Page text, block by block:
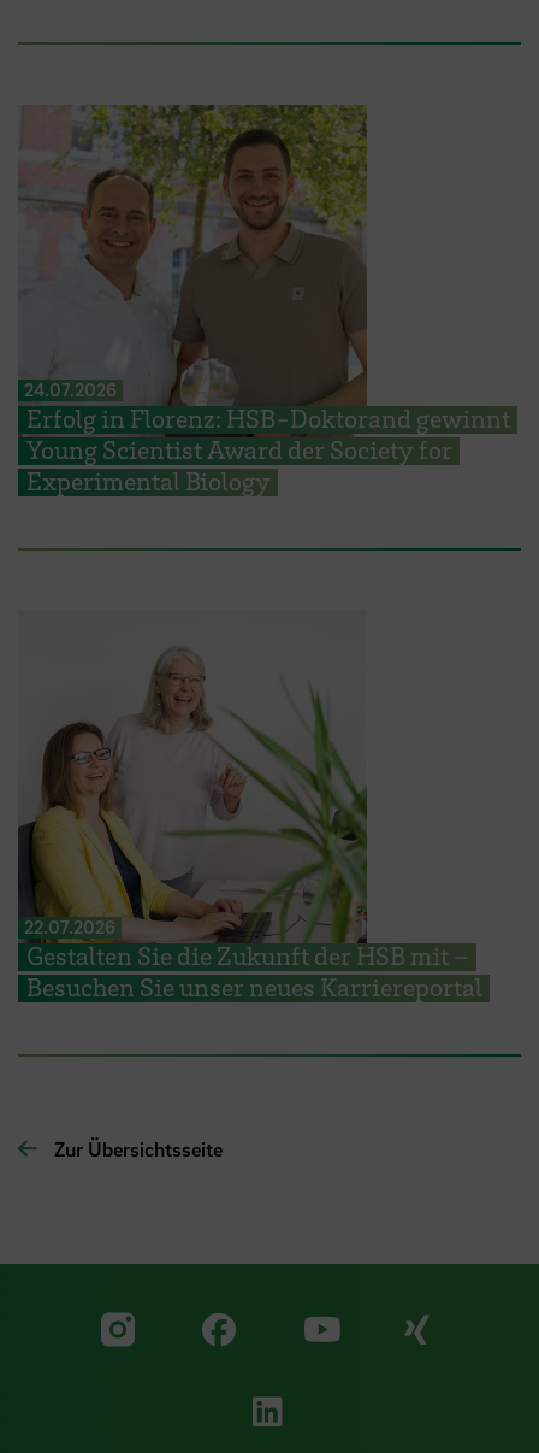
24.07.2026
Erfolg in Florenz: HSB-Doktorand gewinnt
Young Scientist Award der Society for
Experimental Biology
22.07.2026
Gestalten Sie die Zukunft der HSB mit –
Besuchen Sie unser neues Karriereportal
Zur Übersichtsseite
Zu unserer Facebook
Zu
Zu unserer